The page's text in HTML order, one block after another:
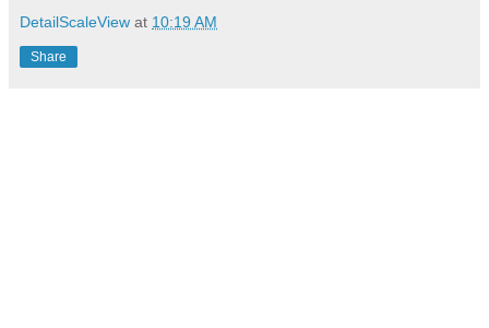
DetailScaleView at 10:19 AM
Share